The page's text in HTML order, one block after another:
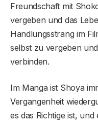
Freundschaft mit
vergeben und das
Handlungsstrang im
selbst zu vergeben
verbinden.
Im Manga ist Shoya
Vergangenheit
es das Richtige ist,